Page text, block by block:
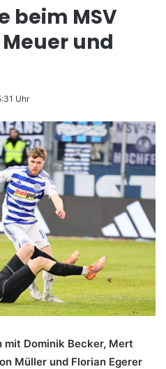
beim MSV
und
Uhr
mit Dominik Becker, Mert
Müller und Florian Egerer